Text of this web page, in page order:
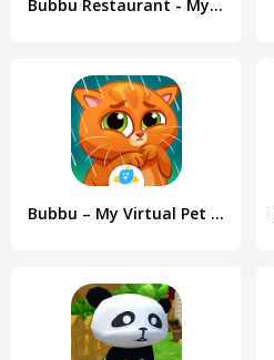
Bubbu Restaurant - My Cat Game
Bubbu – My Virtual Pet Cat